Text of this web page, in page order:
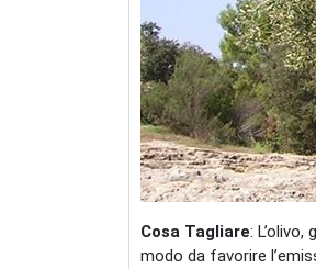
Cosa Tagliare:
modo da favorire